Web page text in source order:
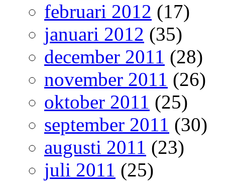
februari 2012 (17)
januari 2012 (35)
december 2011 (28)
november 2011 (26)
oktober 2011 (25)
september 2011 (30)
augusti 2011 (23)
juli 2011 (25)